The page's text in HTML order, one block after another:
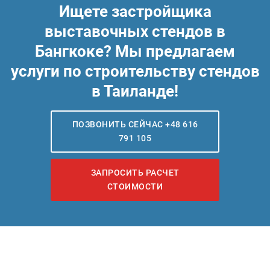
Ищете застройщика
выставочных стендов в
Бангкоке? Мы предлагаем
услуги по строительству стендов
в Таиланде!
ПОЗВОНИТЬ СЕЙЧАС +48 616
791 105
ЗАПРОСИТЬ РАСЧЕТ
СТОИМОСТИ